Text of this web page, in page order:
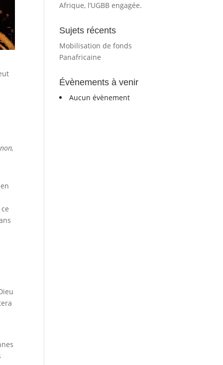
Afrique, l’UGBB engagée.
Sujets récents
Mobilisation de fonds
Panafricaine
Évènements à venir
Aucun évènement